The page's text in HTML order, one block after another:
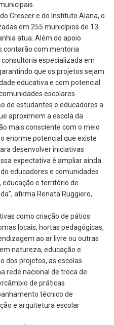
Crescer e do Instituto Alana, o
em 255 municípios de 13
atua. Além do apoio
contarão com mentoria
especializada em
que os projetos sejam
educativa e com potencial
escolares.
de estudantes e educadores a
aproximem a escola da
mais consciente com o meio
enorme potencial que existe
desenvolver iniciativas
expectativa é ampliar ainda
educadores e comunidades
e território de
afirma Renata Ruggiero,
como criação de pátios
locais, hortas pedagógicas,
ao ar livre ou outras
natureza, educação e
dos projetos, as escolas
rede nacional de troca de
de práticas
técnico de
e arquitetura escolar